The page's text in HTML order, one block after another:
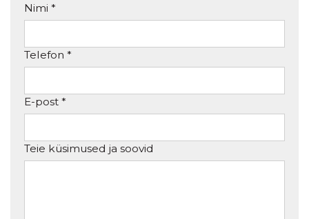
Nimi *
Telefon *
E-post *
Teie küsimused ja soovid